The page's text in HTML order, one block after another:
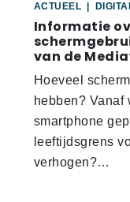
ACTUEEL
Informatie
van de
Hoeveel
hebben?
smartphone
leeftijdsgrens
verhogen?…